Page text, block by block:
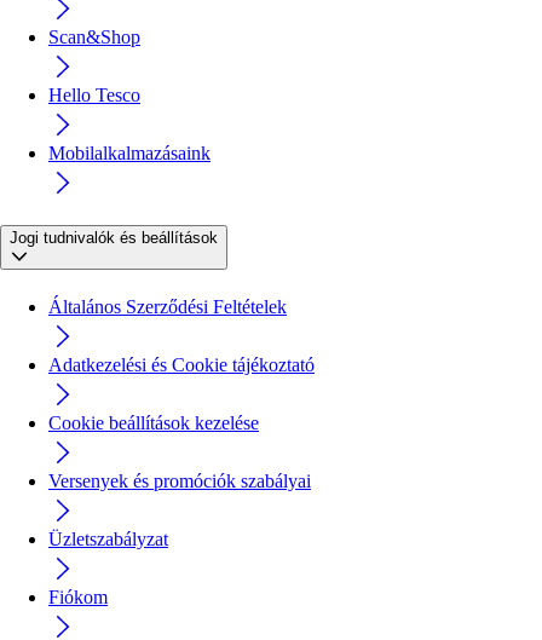
Scan&Shop
Hello Tesco
Mobilalkalmazásaink
Jogi tudnivalók és beállítások
Általános Szerződési Feltételek
Adatkezelési és Cookie tájékoztató
Cookie beállítások kezelése
Versenyek és promóciók szabályai
Üzletszabályzat
Fiókom